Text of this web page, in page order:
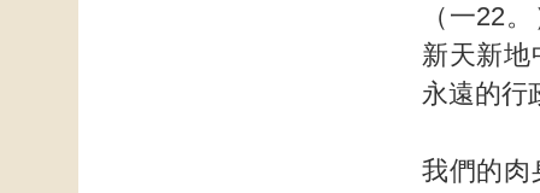
（一22
新天新地
永遠的行
我們的肉